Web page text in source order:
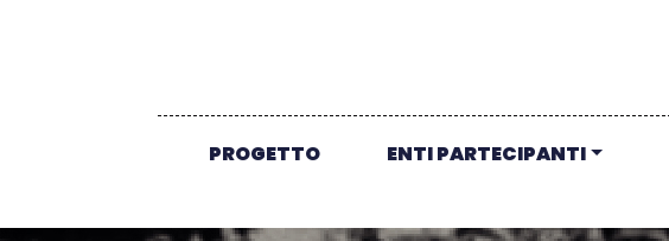
PROGETTO ENTI PARTECIPANTI